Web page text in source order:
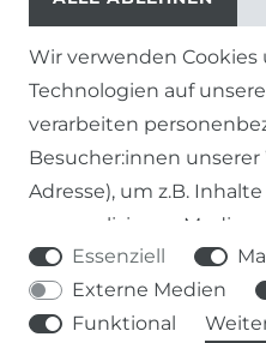
1) Gilt nicht für Sendungen
Lebendpflanzen, Frostfutter
Lieferungen per Spedition
2) gilt für sofort lieferbare
gesonderte
Prozentangaben von
gegenüber der UVP des
Wir verwenden Cookies
Technologien auf
verarbeiten
Besucher:innen unserer
Adresse), um z.B.
personalisieren,
einzubinden oder
analysieren. Die
durch gesetzte Cookies.
Essenziell
Externe Medien
Funktional